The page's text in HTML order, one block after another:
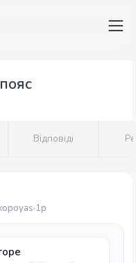
Відповіді
1р